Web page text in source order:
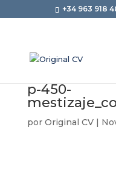
+34 963 918
p-450-
por Original CV|